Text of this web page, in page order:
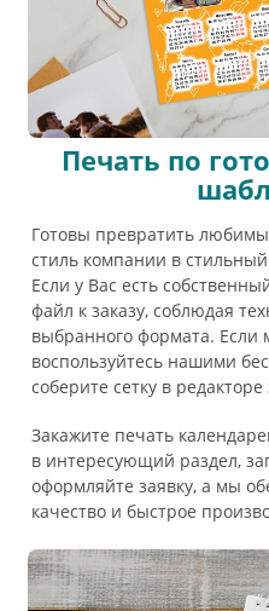
Печать по
Готовы превратить
стиль компании в
Если у Вас есть
файл к заказу, соблюдая
выбранного формата. Если
воспользуйтесь нашими
соберите сетку в
Закажите печать
в интересующий раздел,
оформляйте заявку, а мы
качество и быстрое